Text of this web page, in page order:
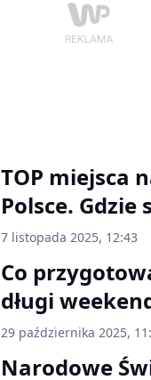
TOP miejsca
Polsce. Gdzie
7 listopada 2025, 12:43
Co
długi
29 października 2025,
Narodowe